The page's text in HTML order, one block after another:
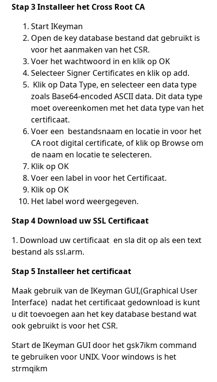
Stap 3 Installeer het Cross Root CA
Start IKeyman
Open de key database bestand dat gebruikt is
voor het aanmaken van het CSR.
Voer het wachtwoord in en klik op OK
Selecteer Signer Certificates en klik op add.
Klik op Data Type, en selecteer een data type
zoals Base64-encoded ASCII data. Dit data type
moet overeenkomen met het data type van het
certificaat.
Voer een bestandsnaam en locatie in voor het
CA root digital certificate, of klik op Browse om
de naam en locatie te selecteren.
Klik op OK
Voer een label in voor het Certificaat.
Klik op OK
Het label word weergegeven.
Stap 4 Download uw SSL Certificaat
1. Download uw certificaat en sla dit op als een text
bestand als ssl.arm.
Stap 5 Installeer het certificaat
Maak gebruik van de IKeyman GUI,(Graphical User
Interface) nadat het certificaat gedownload is kunt
u dit toevoegen aan het key database bestand wat
ook gebruikt is voor het CSR.
Start de IKeyman GUI door het gsk7ikm command
te gebruiken voor UNIX. Voor windows is het
strmqikm